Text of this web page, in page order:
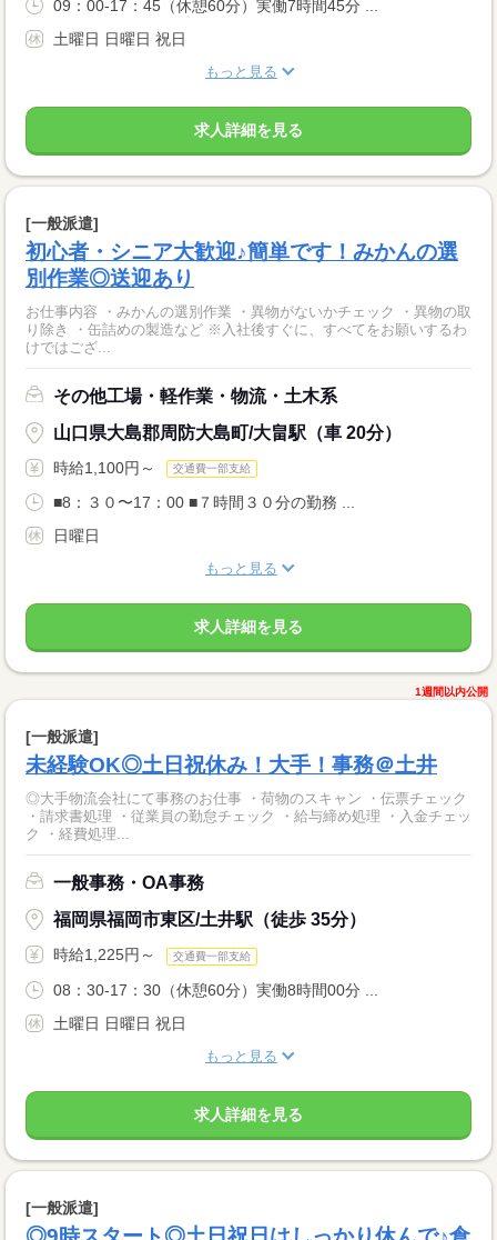
09：00-17：45（休憩60分）実働7時間45分 ...
土曜日 日曜日 祝日
もっと見る
求人詳細を見る
[一般派遣]
初心者・シニア大歓迎♪簡単です！みかんの選
別作業◎送迎あり
お仕事内容 ・みかんの選別作業 ・異物がないかチェック ・異物の取
り除き ・缶詰めの製造など ※入社後すぐに、すべてをお願いするわ
けではござ...
その他工場・軽作業・物流・土木系
山口県大島郡周防大島町/大畠駅（車 20分）
時給1,100円～ 交通費一部支給
■8：３０〜17：00 ■７時間３０分の勤務 ...
日曜日
もっと見る
求人詳細を見る
1週間以内公開
[一般派遣]
未経験OK◎土日祝休み！大手！事務＠土井
◎大手物流会社にて事務のお仕事 ・荷物のスキャン ・伝票チェック
・請求書処理 ・従業員の勤怠チェック ・給与締め処理 ・入金チェッ
ク ・経費処理...
一般事務・OA事務
福岡県福岡市東区/土井駅（徒歩 35分）
時給1,225円～ 交通費一部支給
08：30-17：30（休憩60分）実働8時間00分 ...
土曜日 日曜日 祝日
もっと見る
求人詳細を見る
[一般派遣]